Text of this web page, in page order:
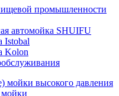
промышленности
автомойка SHUIFU
Istobal
Kolon
мойки высокого давления
мойки